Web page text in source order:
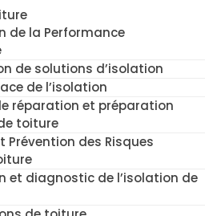
de la Performance
de solutions d’isolation
de l’isolation
réparation et préparation
toiture
Prévention des Risques
et diagnostic de l’isolation de